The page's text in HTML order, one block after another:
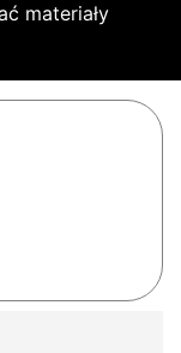
materiały